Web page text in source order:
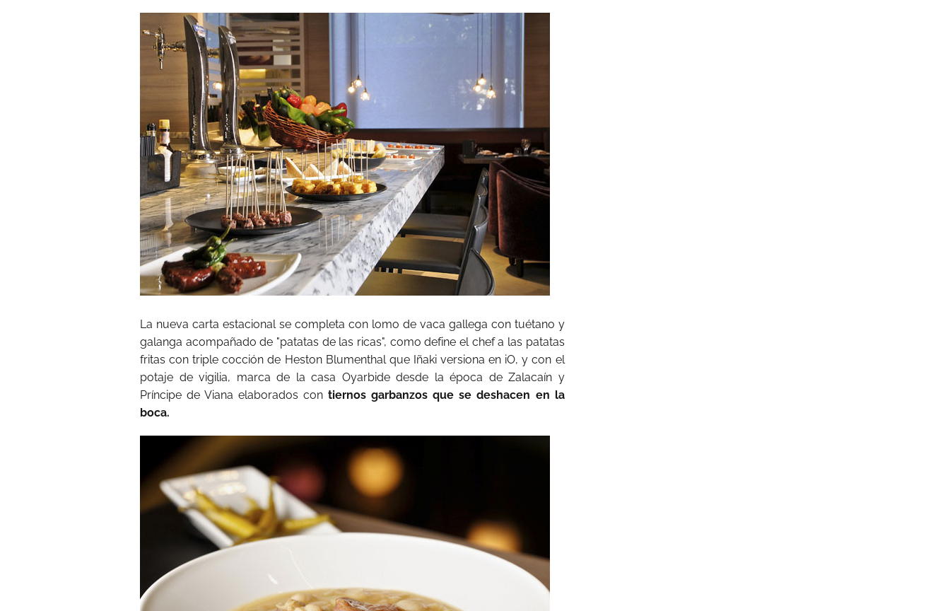
La nueva carta estacional se completa con lomo de vaca gallega con tuétano y
galanga acompañado de "patatas de las ricas", como define el chef a las patatas
fritas con triple cocción de Heston Blumenthal que Iñaki versiona en iO, y con el
potaje de vigilia, marca de la casa Oyarbide desde la época de Zalacaín y
Príncipe de Viana elaborados contiernos garbanzos que se deshacen en la
boca.